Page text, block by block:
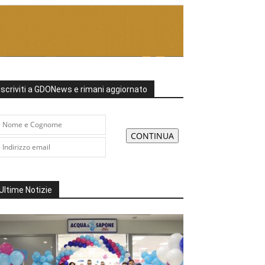
a GDONews e rimani aggiornato
Notizie